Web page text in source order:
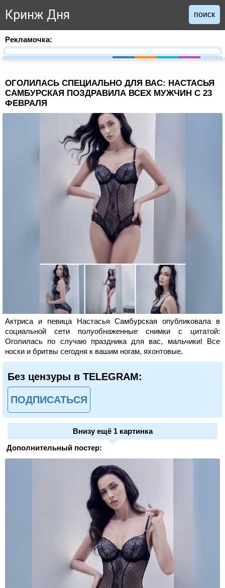
Кринж Дня поиск
Рекламочка:
ОГОЛИЛАСЬ СПЕЦИАЛЬНО ДЛЯ ВАС: НАСТАСЬЯ
САМБУРСКАЯ ПОЗДРАВИЛА ВСЕХ МУЖЧИН С 23
ФЕВРАЛЯ
Актриса и певица Настасья Самбурская опубликовала в
социальной сети полуобнаженные снимки с цитатой:
Оголилась по случаю праздника для вас, мальчики! Все
носки и бритвы сегодня к вашим ногам, яхонтовые.
Без цензуры в TELEGRAM:
ПОДПИСАТЬСЯ
Внизу ещё 1 картинка
Дополнительный постер: